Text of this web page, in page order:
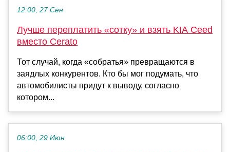
12:00, 27 Сен
Лучше переплатить «сотку» и взять KIA Ceed
вместо Cerato
Тот случай, когда «собратья» превращаются в
заядлых конкурентов. Кто бы мог подумать, что
автомобилисты придут к выводу, согласно
котором...
06:00, 29 Июн